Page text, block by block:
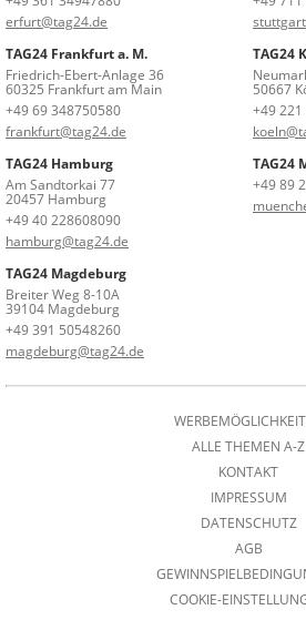
erfurt@tag24.de
TAG24 Frankfurt a. M.
Friedrich-Ebert-Anlage 36
60325 Frankfurt am Main
+49 69 348750580
frankfurt@tag24.de
TAG24
50667
+49
TAG24 Hamburg
Am Sandtorkai 77
20457 Hamburg
+49 40 228608090
hamburg@tag24.de
TAG24
+49 89
TAG24 Magdeburg
Breiter Weg 8-10A
39104 Magdeburg
+49 391 50548260
magdeburg@tag24.de
ALLE THEMEN A-Z
KONTAKT
IMPRESSUM
DATENSCHUTZ
AGB
COOKIE-